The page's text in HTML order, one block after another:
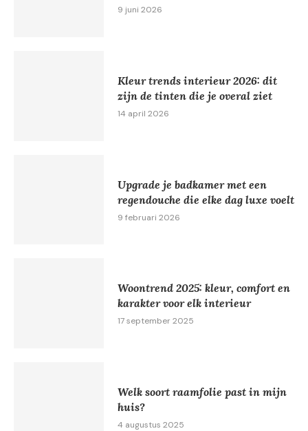
9 juni 2026
Kleur trends interieur 2026: dit
zijn de tinten die je overal ziet
14 april 2026
Upgrade je badkamer met een
regendouche die elke dag luxe voelt
9 februari 2026
Woontrend 2025: kleur, comfort en
karakter voor elk interieur
17 september 2025
Welk soort raamfolie past in mijn
huis?
4 augustus 2025